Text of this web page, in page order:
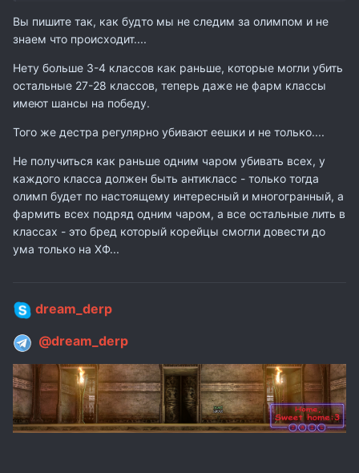
Вы пишите так, как будто мы не следим за олимпом и не
знаем что происходит....
Нету больше 3-4 классов как раньше, которые могли убить
остальные 27-28 классов, теперь даже не фарм классы
имеют шансы на победу.
Того же дестра регулярно убивают еешки и не только....
Не получиться как раньше одним чаром убивать всех, у
каждого класса должен быть антикласс - только тогда
олимп будет по настоящему интересный и многогранный, а
фармить всех подряд одним чаром, а все остальные лить в
классах - это бред который корейцы смогли довести до
ума только на ХФ...
dream_derp
@dream_derp